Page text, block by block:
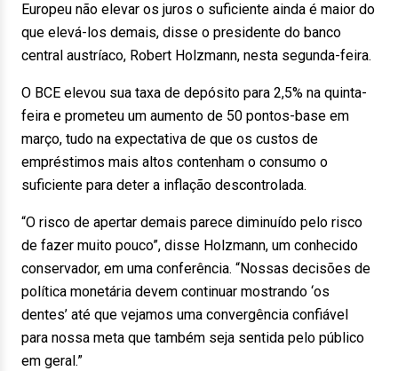
Europeu não elevar os juros o suficiente ainda é maior do
que elevá-los demais, disse o presidente do banco
central austríaco, Robert Holzmann, nesta segunda-feira.
O BCE elevou sua taxa de depósito para 2,5% na quinta-
feira e prometeu um aumento de 50 pontos-base em
março, tudo na expectativa de que os custos de
empréstimos mais altos contenham o consumo o
suficiente para deter a inflação descontrolada.
“O risco de apertar demais parece diminuído pelo risco
de fazer muito pouco”, disse Holzmann, um conhecido
conservador, em uma conferência. “Nossas decisões de
política monetária devem continuar mostrando ‘os
dentes’ até que vejamos uma convergência confiável
para nossa meta que também seja sentida pelo público
em geral.”